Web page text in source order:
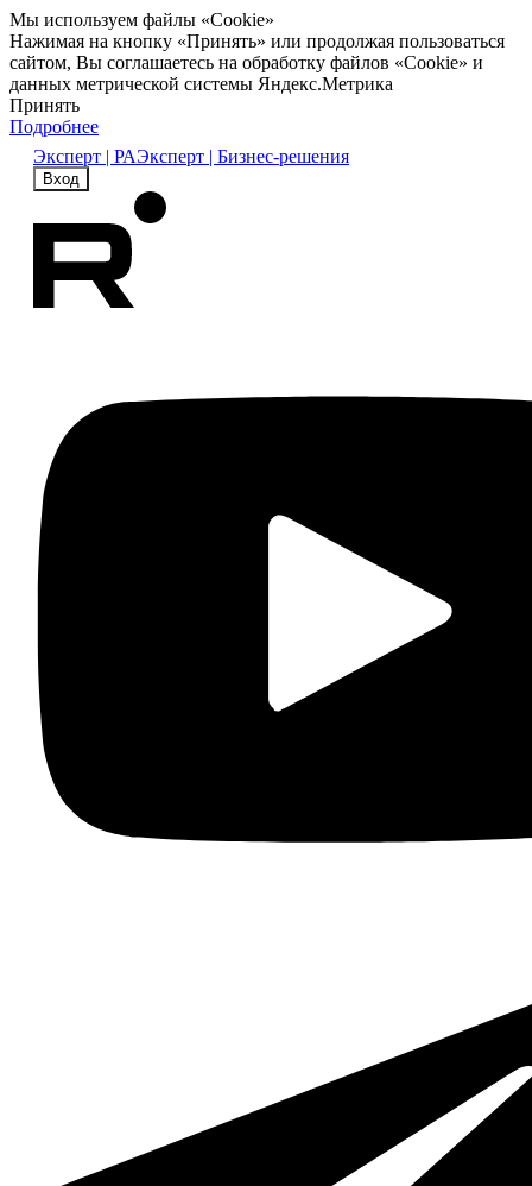
Мы используем файлы «Cookie»
Нажимая на кнопку «Принять» или продолжая пользоваться
сайтом, Вы соглашаетесь на обработку файлов «Cookie» и
данных метрической системы Яндекс.Метрика
Принять
Подробнее
Эксперт | РАЭксперт | Бизнес-решения
Вход